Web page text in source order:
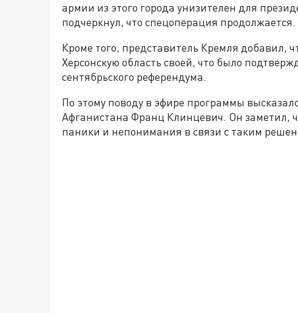
армии из этого города унизителен для
подчеркнул, что спецоперация продолжается.
Кроме того, представитель Кремля добавил,
Херсонскую область своей, что было
сентябрьского референдума.
По этому поводу в эфире программы
Афганистана Франц Клинцевич. Он заметил,
паники и непонимания в связи с таким